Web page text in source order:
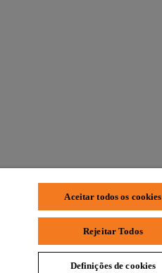
Aceitar todos os cookies
Rejeitar Todos
Definições de cookies